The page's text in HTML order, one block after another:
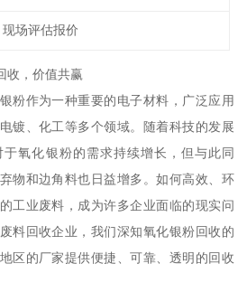
现场评估报价
收，价值共赢
粉作为一种重要的电子材料，广泛应用
镀、化工等多个领域。随着科技的发展
氧化银粉的需求持续增长，但与此同
物和边角料也日益增多。如何高效、环
工业废料，成为许多企业面临的现实问
料回收企业，我们深知氧化银粉回收的
区的厂家提供便捷、可靠、透明的回收